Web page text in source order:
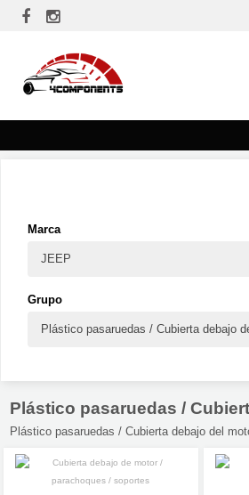
Marca
JEEP
Grupo
Plástico pasaruedas /
Plástico pasaruedas / Cubierta debajo del